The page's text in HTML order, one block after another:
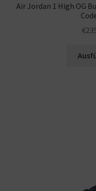
Air Jordan 1 High OG
€